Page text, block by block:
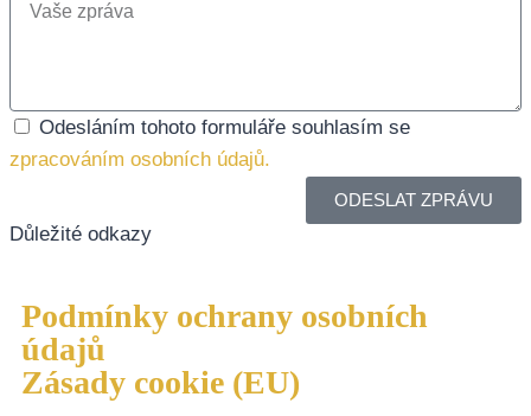
Odesláním tohoto formuláře souhlasím se
zpracováním osobních údajů.
ODESLAT ZPRÁVU
Důležité odkazy
Podmínky ochrany osobních
údajů
Zásady cookie (EU)